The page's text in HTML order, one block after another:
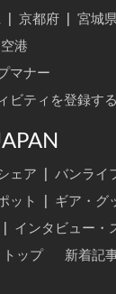
京都府 宮城
港
マナー
ビティを登録する
ェア バンライ
ット
ギア・グ
インタビュー・
トップ
新着記